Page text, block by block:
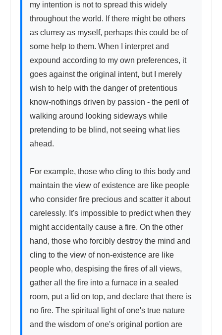
my intention is not to spread this widely
throughout the world. If there might be others
as clumsy as myself, perhaps this could be of
some help to them. When I interpret and
expound according to my own preferences, it
goes against the original intent, but I merely
wish to help with the danger of pretentious
know-nothings driven by passion - the peril of
walking around looking sideways while
pretending to be blind, not seeing what lies
ahead.
For example, those who cling to this body and
maintain the view of existence are like people
who consider fire precious and scatter it about
carelessly. It's impossible to predict when they
might accidentally cause a fire. On the other
hand, those who forcibly destroy the mind and
cling to the view of non-existence are like
people who, despising the fires of all views,
gather all the fire into a furnace in a sealed
room, put a lid on top, and declare that there is
no fire. The spiritual light of one's true nature
and the wisdom of one's original portion are